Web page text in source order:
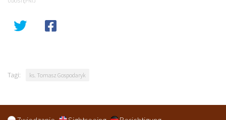
Tagi: ks. Tomasz Gospodaryk